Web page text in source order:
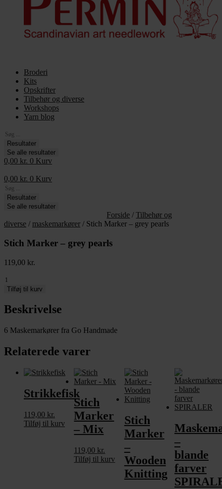
Broderi
Kits
Opskrifter
Tilbehør og diverse
Workshops
Yarn blog
Search
...Resultater
Se alle resultater
0,00 kr. 0 Kurv
0,00 kr. 0 Kurv
Search
...Resultater
Se alle resultater
Forside /Tilbehør og
diverse / maskemarkører / Stich Marker – grey pearls
Stich Marker – grey pearls
119,00 kr.
Stich
Marker
grey
pearls
Tilføj til kurv
Beskrivelse
6 Maskemarkører fra Go Handmade
Relaterede varer
Strikkefisk
119,00 kr.
Tilføj til kurv
Stich
Marker
– Mix
119,00 kr.
Tilføj til kurv
Stich
Marker
–
Wooden
Knitting
–
blande
farver